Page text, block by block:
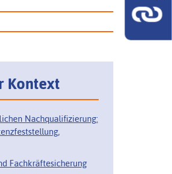
Kontext
Nachqualifizierung:
Fachkräftesicherung